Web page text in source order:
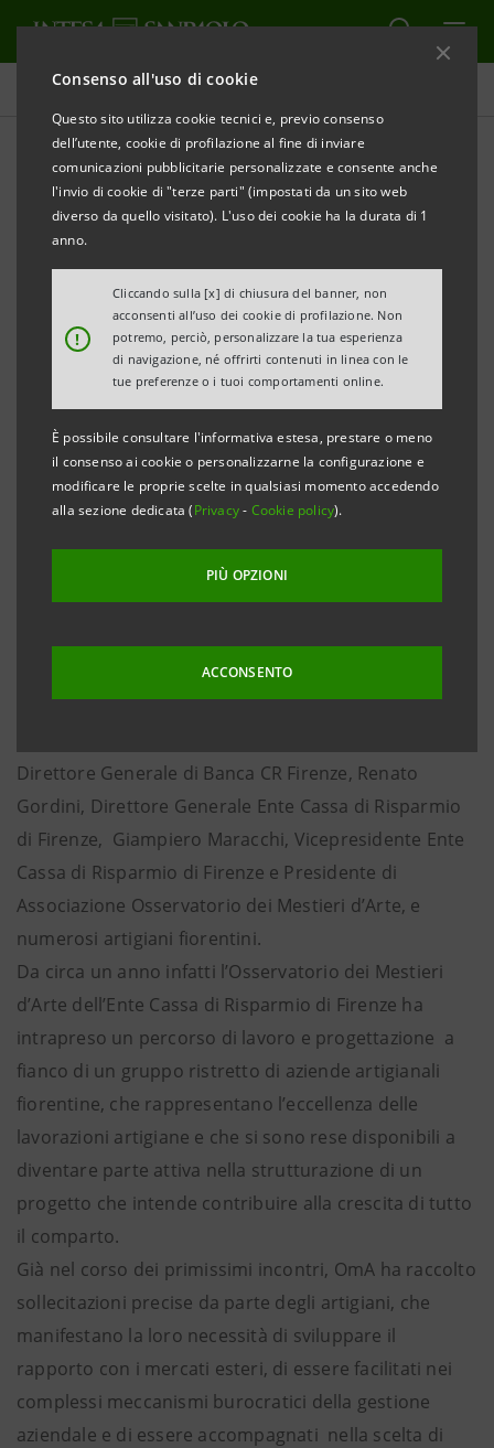
Consenso all'uso di cookie
Questo sito utilizza cookie tecnici e, previo consenso
dell’utente, cookie di profilazione al fine di inviare
comunicazioni pubblicitarie personalizzate e consente anche
l'invio di cookie di "terze parti" (impostati da un sito web
diverso da quello visitato). L'uso dei cookie ha la durata di 1
anno.
!
Cliccando sulla [x] di chiusura del banner, non
acconsenti all’uso dei cookie di profilazione. Non
potremo, perciò, personalizzare la tua esperienza
di navigazione, né offrirti contenuti in linea con le
tue preferenze o i tuoi comportamenti online.
È possibile consultare l'informativa estesa, prestare o meno
il consenso ai cookie o personalizzarne la configurazione e
modificare le proprie scelte in qualsiasi momento accedendo
alla sezione dedicata (Privacy- Cookie policy).
PIÙ OPZIONI
ACCONSENTO
Comunicati stampa
STAMPA AGGIORNA
INTERNAZIONALIZZAZIONE E FORMAZIONE PER LE
IMPRESE ARTIGIANE
OmA E BANCA CR FIRENZE INCONTRANO GLI
IMPRENDITORI
• Anche le imprese di piccole dimensioni cercano
percorsi per l’internazionalizzazione
• Formazione on line come alternativa ai corsi
obbligatori
Firenze, 26 luglio 2012
– Anche l’imprenditoria
artigiana cerca strade per avviare processi di
aziendale impone strategie diverse e specifiche per
questa tipologia di impresa. Il confronto tra
esperienze e competenze diverse è il fulcro
dell’incontro, organizzato dall’Osservatorio dei
Mestieri d’Arte in collaborazione con Banca CR
Direttore Generale di Banca CR Firenze, Renato
Gordini, Direttore Generale Ente Cassa di Risparmio
di Firenze, Giampiero Maracchi, Vicepresidente Ente
Cassa di Risparmio di Firenze e Presidente di
Associazione Osservatorio dei Mestieri d’Arte, e
numerosi artigiani fiorentini.
Da circa un anno infatti l’Osservatorio dei Mestieri
d’Arte dell’Ente Cassa di Risparmio di Firenze ha
intrapreso un percorso di lavoro e progettazione a
fianco di un gruppo ristretto di aziende artigianali
fiorentine, che rappresentano l’eccellenza delle
lavorazioni artigiane e che si sono rese disponibili a
diventare parte attiva nella strutturazione di un
progetto che intende contribuire alla crescita di tutto
il comparto.
Già nel corso dei primissimi incontri, OmA ha raccolto
sollecitazioni precise da parte degli artigiani, che
manifestano la loro necessità di sviluppare il
rapporto con i mercati esteri, di essere facilitati nei
complessi meccanismi burocratici della gestione
aziendale e di essere accompagnati nella scelta di